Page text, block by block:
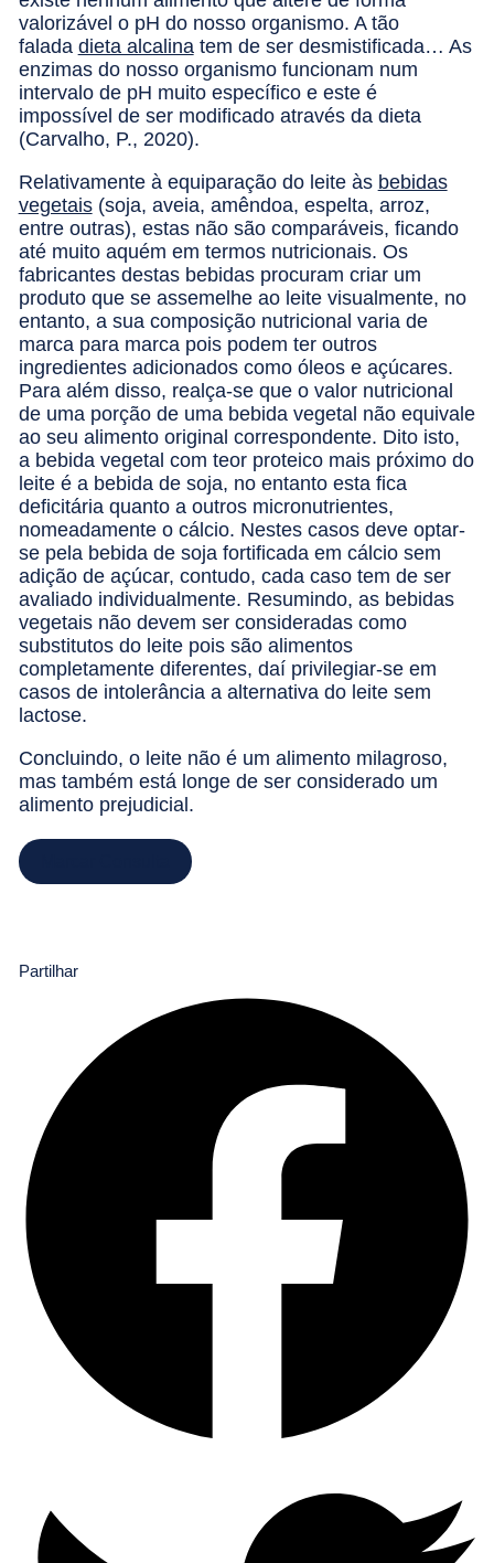
valorizável o pH do nosso organismo. A tão
falada dieta alcalinatem de ser desmistificada… As
enzimas do nosso organismo funcionam num
intervalo de pH muito específico e este é
impossível de ser modificado através da dieta
(Carvalho, P., 2020).
Relativamente à equiparação do leite às bebidas
vegetais(soja, aveia, amêndoa, espelta, arroz,
entre outras), estas não são comparáveis, ficando
até muito aquém em termos nutricionais. Os
fabricantes destas bebidas procuram criar um
produto que se assemelhe ao leite visualmente, no
entanto, a sua composição nutricional varia de
marca para marca pois podem ter outros
ingredientes adicionados como óleos e açúcares.
Para além disso, realça-se que o valor nutricional
de uma porção de uma bebida vegetal não equivale
ao seu alimento original correspondente. Dito isto,
a bebida vegetal com teor proteico mais próximo do
leite é a bebida de soja, no entanto esta fica
deficitária quanto a outros micronutrientes,
nomeadamente o cálcio. Nestes casos deve optar-
se pela bebida de soja fortificada em cálcio sem
adição de açúcar, contudo, cada caso tem de ser
avaliado individualmente. Resumindo, as bebidas
vegetais não devem ser consideradas como
substitutos do leite pois são alimentos
completamente diferentes, daí privilegiar-se em
casos de intolerância a alternativa do leite sem
lactose.
Concluindo, o leite não é um alimento milagroso,
mas também está longe de ser considerado um
alimento prejudicial.
Partilhar